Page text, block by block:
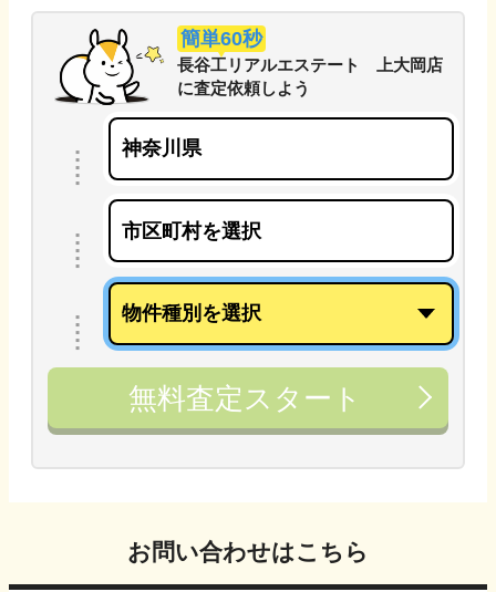
簡単60秒
長谷工リアルエステート 上大岡店
に査定依頼しよう
無料査定スタート
お問い合わせはこちら